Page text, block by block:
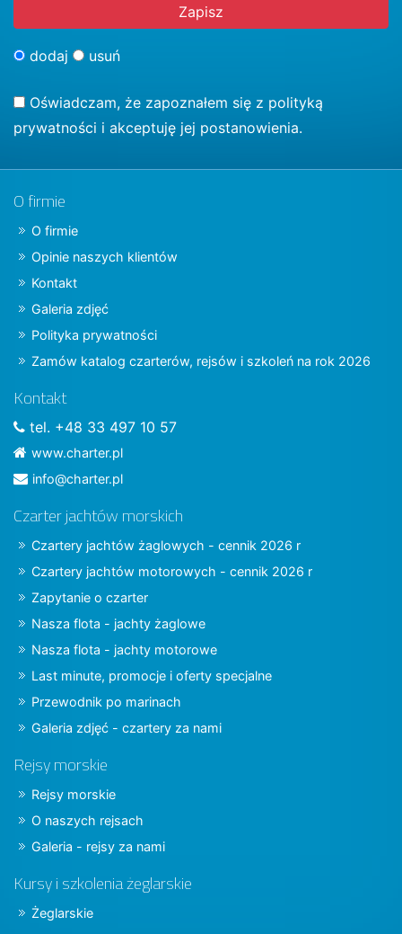
dodaj usuń
Oświadczam, że zapoznałem się z polityką
prywatności i akceptuję jej postanowienia.
O firmie
O firmie
Opinie naszych klientów
Kontakt
Galeria zdjęć
Polityka prywatności
Zamów katalog czarterów, rejsów i szkoleń na rok 2026
Kontakt
tel. +48 33 497 10 57
www.charter.pl
info@charter.pl
Czarter jachtów morskich
Czartery jachtów żaglowych - cennik 2026 r
Czartery jachtów motorowych - cennik 2026 r
Zapytanie o czarter
Nasza flota - jachty żaglowe
Nasza flota - jachty motorowe
Last minute, promocje i oferty specjalne
Przewodnik po marinach
Galeria zdjęć - czartery za nami
Rejsy morskie
Rejsy morskie
O naszych rejsach
Galeria - rejsy za nami
Kursy i szkolenia żeglarskie
Żeglarskie